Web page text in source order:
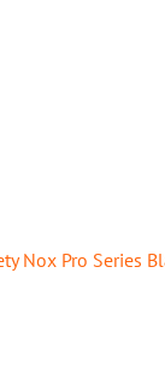
Nox Pro Series